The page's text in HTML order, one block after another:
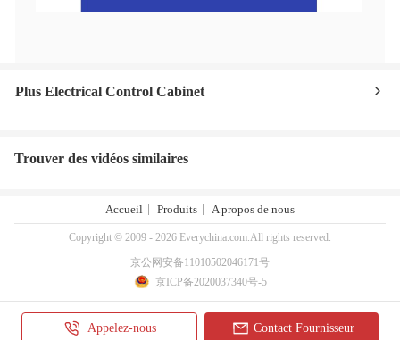
Plus Electrical Control Cabinet
Trouver des vidéos similaires
Appelez-nous Contact Fournisseur
Accueil Produits A propos de nous
Copyright © 2009 - 2026 Everychina.com.All rights reserved.
京公网安备11010502046171号
京ICP备2020037340号-5